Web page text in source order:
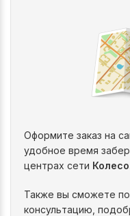
Оформите заказ на
удобное время
центрах сети
Также вы сможете
консультацию,